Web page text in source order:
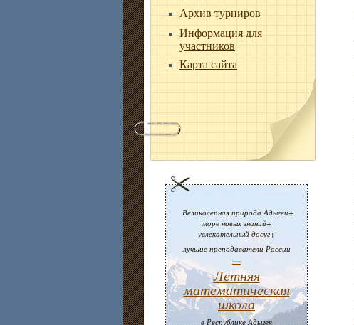
Архив турниров
Информация для
участников
Карта сайта
Великолепная природа Адыгеи+
море новых знаний+
увлекательный досуг+
лучшие преподаватели России
=
Летняя
математическая
школа
в Республике Адыгея